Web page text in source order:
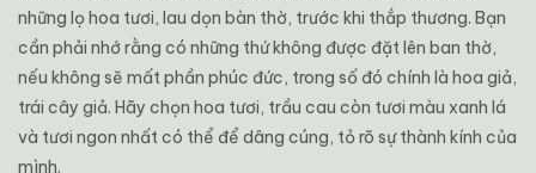
những lọ hoa tươi, lau dọn bàn thờ, trước khi thắp thương. Bạn
cần phải nhớ rằng có những thứ không được đặt lên ban thờ,
nếu không sẽ mất phần phúc đức, trong số đó chính là hoa giả,
trái cây giả. Hãy chọn hoa tươi, trầu cau còn tươi màu xanh lá
và tươi ngon nhất có thể để dâng cúng, tỏ rõ sự thành kính của
mình.